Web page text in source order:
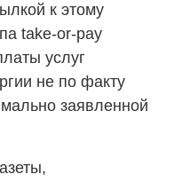
к этому
take-or-pay
услуг
не по факту
заявленной